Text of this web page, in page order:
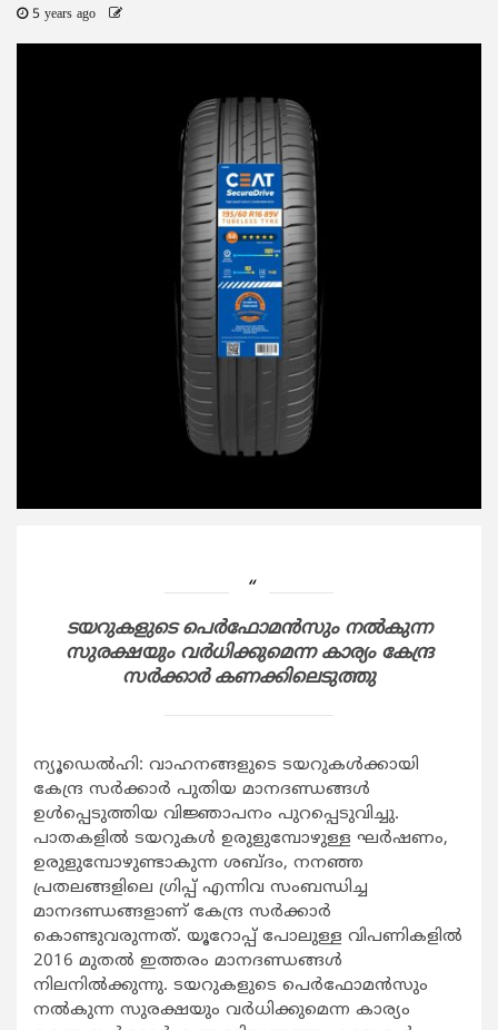
5 years ago
ടയറുകളുടെ പെര്‍ഫോമന്‍സും നല്‍കുന്ന
സുരക്ഷയും വര്‍ധിക്കുമെന്ന കാര്യം കേന്ദ്ര
സര്‍ക്കാര്‍ കണക്കിലെടുത്തു
ന്യൂഡെല്‍ഹി: വാഹനങ്ങളുടെ ടയറുകള്‍ക്കായി
കേന്ദ്ര സര്‍ക്കാര്‍ പുതിയ മാനദണ്ഡങ്ങള്‍
ഉള്‍പ്പെടുത്തിയ വിജ്ഞാപനം പുറപ്പെടുവിച്ചു.
പാതകളില്‍ ടയറുകള്‍ ഉരുളുമ്പോഴുള്ള ഘര്‍ഷണം,
ഉരുളുമ്പോഴുണ്ടാകുന്ന ശബ്ദം, നനഞ്ഞ
പ്രതലങ്ങളിലെ ഗ്രിപ്പ് എന്നിവ സംബന്ധിച്ച
മാനദണ്ഡങ്ങളാണ് കേന്ദ്ര സര്‍ക്കാര്‍
കൊണ്ടുവരുന്നത്. യൂറോപ്പ് പോലുള്ള വിപണികളില്‍
2016 മുതല്‍ ഇത്തരം മാനദണ്ഡങ്ങള്‍
നിലനില്‍ക്കുന്നു. ടയറുകളുടെ പെര്‍ഫോമന്‍സും
നല്‍കുന്ന സുരക്ഷയും വര്‍ധിക്കുമെന്ന കാര്യം